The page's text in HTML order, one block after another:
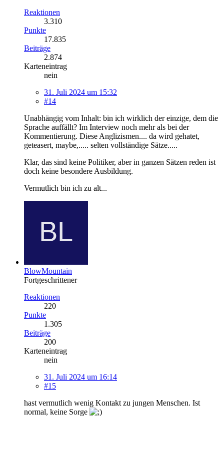
Reaktionen
3.310
Punkte
17.835
Beiträge
2.874
Karteneintrag
nein
31. Juli 2024 um 15:32
#14
Unabhängig vom Inhalt: bin ich wirklich der einzige, dem die
Sprache auffällt? Im Interview noch mehr als bei der
Kommentierung. Diese Anglizismen.... da wird gehatet,
geteasert, maybe,..... selten vollständige Sätze.....
Klar, das sind keine Politiker, aber in ganzen Sätzen reden ist
doch keine besondere Ausbildung.
Vermutlich bin ich zu alt...
BlowMountain
Fortgeschrittener
Reaktionen
220
Punkte
1.305
Beiträge
200
Karteneintrag
nein
31. Juli 2024 um 16:14
#15
hast vermutlich wenig Kontakt zu jungen Menschen. Ist
normal, keine Sorge